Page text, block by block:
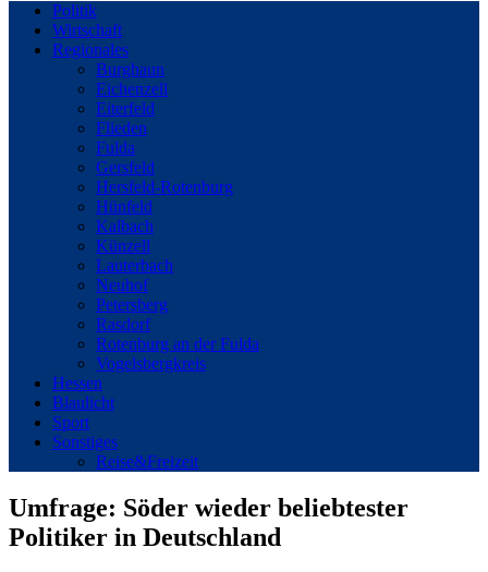
Politik
Wirtschaft
Regionales
Burghaun
Eichenzell
Eiterfeld
Flieden
Fulda
Gersfeld
Hersfeld-Rotenburg
Hünfeld
Kalbach
Künzell
Lauterbach
Neuhof
Petersberg
Rasdorf
Rotenburg an der Fulda
Vogelsbergkreis
Hessen
Blaulicht
Sport
Sonstiges
Reise&Freizeit
Umfrage: Söder wieder beliebtester
Politiker in Deutschland